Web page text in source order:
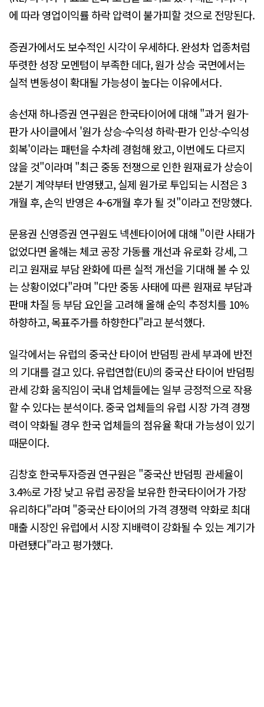
에 따라 영업이익률 하락 압력이 불가피할 것으로 전망된다.
증권가에서도 보수적인 시각이 우세하다. 완성차 업종처럼
뚜렷한 성장 모멘텀이 부족한 데다, 원가 상승 국면에서는
실적 변동성이 확대될 가능성이 높다는 이유에서다.
송선재 하나증권 연구원은 한국타이어에 대해 "과거 원가-
판가 사이클에서 '원가 상승-수익성 하락-판가 인상-수익성
회복'이라는 패턴을 수차례 경험해 왔고, 이번에도 다르지
않을 것"이라며 "최근 중동 전쟁으로 인한 원재료가 상승이
2분기 계약부터 반영됐고, 실제 원가로 투입되는 시점은 3
개월 후, 손익 반영은 4~6개월 후가 될 것"이라고 전망했다.
문용권 신영증권 연구원도 넥센타이어에 대해 "이란 사태가
없었다면 올해는 체코 공장 가동률 개선과 유로화 강세, 그
리고 원재료 부담 완화에 따른 실적 개선을 기대해 볼 수 있
는 상황이었다"라며 "다만 중동 사태에 따른 원재료 부담과
판매 차질 등 부담 요인을 고려해 올해 순익 추정치를 10%
하향하고, 목표주가를 하향한다"라고 분석했다.
일각에서는 유럽의 중국산 타이어 반덤핑 관세 부과에 반전
의 기대를 걸고 있다. 유럽연합(EU)의 중국산 타이어 반덤핑
관세 강화 움직임이 국내 업체들에는 일부 긍정적으로 작용
할 수 있다는 분석이다. 중국 업체들의 유럽 시장 가격 경쟁
력이 약화될 경우 한국 업체들의 점유율 확대 가능성이 있기
때문이다.
김창호 한국투자증권 연구원은 "중국산 반덤핑 관세율이
3.4%로 가장 낮고 유럽 공장을 보유한 한국타이어가 가장
유리하다"라며 "중국산 타이어의 가격 경쟁력 약화로 최대
매출 시장인 유럽에서 시장 지배력이 강화될 수 있는 계기가
마련됐다"라고 평가했다.